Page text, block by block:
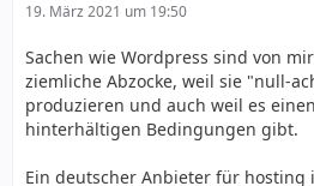
19. März 2021 um 19:50
Sachen wie Wordpress sind von
ziemliche Abzocke, weil sie "null-
produzieren und auch weil es
hinterhältigen Bedingungen gibt.
Ein deutscher Anbieter für hosting